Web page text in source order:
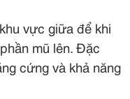
vực giữa để khi
mũ lên. Đặc
cứng và khả năng